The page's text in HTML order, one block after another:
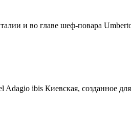
и во главе шеф-повара
ibis Киевская, созданное